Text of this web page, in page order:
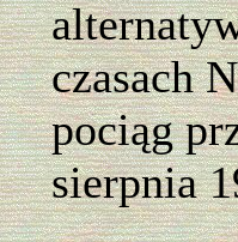
czasach
pociąg
sierpnia